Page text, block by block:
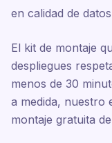
en calidad de
El kit de montaje
despliegues
menos de 30
a medida, nuestro
montaje gratuita